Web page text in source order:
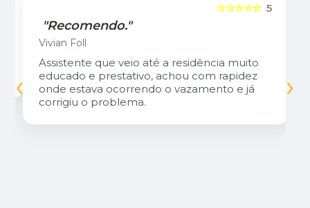
5
☆☆☆☆☆
"Recomendo."
Vivian Foll
Assistente que veio até a residência muito
educado e prestativo, achou com rapidez
onde estava ocorrendo o vazamento e já
corrigiu o problema.
‹ ›